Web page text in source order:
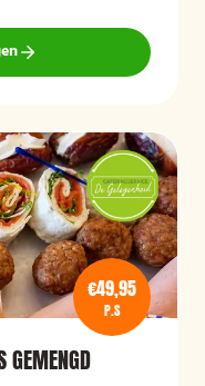
€49,95
P.S
GEMENGD